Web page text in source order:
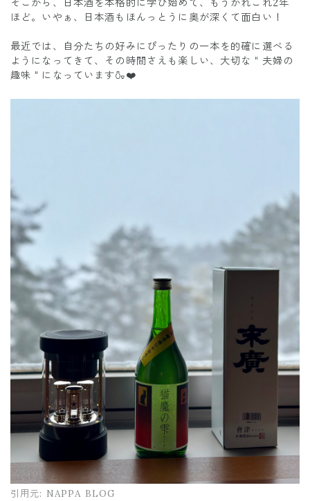
そこから、日本酒を本格的に学び始めて、もうかれこれ2年
ほど。いやぁ、日本酒もほんっとうに奥が深くて面白い！
最近では、自分たちの好みにぴったりの一本を的確に選べる
ようになってきて、その時間さえも楽しい、大切な＂夫婦の
趣味＂になっています🍶❤️
引用元: NAPPA BLOG